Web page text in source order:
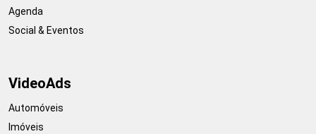
Agenda
Social & Eventos
VideoAds
Automóveis
Imóveis